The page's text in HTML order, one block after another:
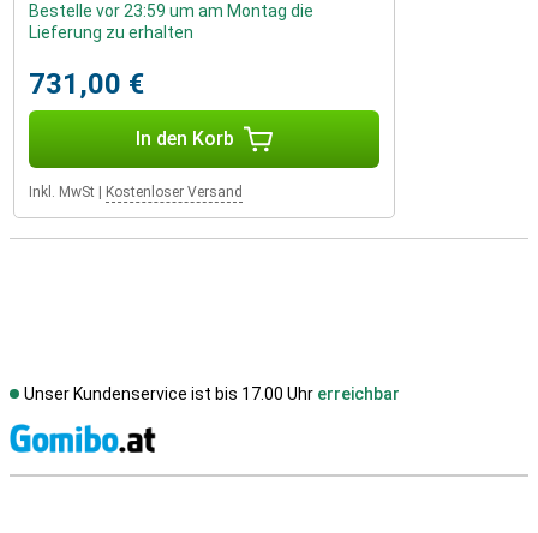
Bestelle vor 23:59 um am Montag die
Lieferung zu erhalten
731,00 €
In den Korb
Inkl. MwSt Kostenloser Versand
Unser Kundenservice ist bis 17.00 Uhr erreichbar